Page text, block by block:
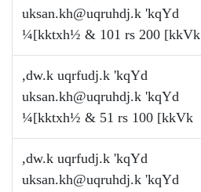
uksan.kh@uqruhdj.k 'kqYd
¼[kktxh½ & 101 rs 200 [kkVk
,dw.k uqrfudj.k 'kqYd
uksan.kh@uqruhdj.k 'kqYd
¼[kktxh½ & 51 rs 100 [kkVk
,dw.k uqrfudj.k 'kqYd
uksan.kh@uqruhdj.k 'kqYd